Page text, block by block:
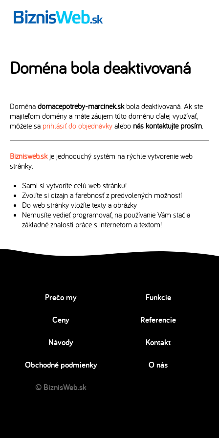
Doména bola deaktivovaná
Doména domacepotreby-marcinek.skbola deaktivovaná. Ak ste
majiteľom domény a máte záujem túto doménu ďalej využívať,
môžete sa prihlásiť do objednávky alebo nás kontaktujte prosím.
Biznisweb.skje jednoduchý systém na rýchle vytvorenie web
stránky:
Sami si vytvoríte celú web stránku!
Zvolíte si dizajn a farebnosť z predvolených možností
Do web stránky vložíte texty a obrázky
Nemusíte vedieť programovať, na používanie Vám stačia
základné znalosti práce s internetom a textom!
Prečo my Funkcie
Ceny Referencie
Návody Kontakt
Obchodné podmienky O nás
© BiznisWeb.sk